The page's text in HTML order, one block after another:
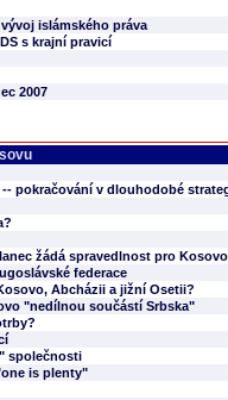
islámského práva
s krajní pravicí
2007
pokračování v dlouhodobé
žádá spravedlnost pro Kosovo
federace
Abcházii a jižní Osetii?
"nedílnou součástí Srbska"
společnosti
is plenty"